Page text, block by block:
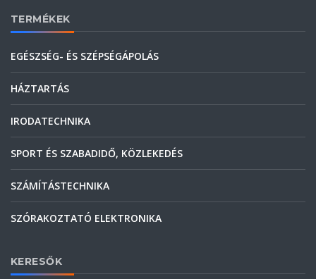
TERMÉKEK
EGÉSZSÉG- ÉS SZÉPSÉGÁPOLÁS
HÁZTARTÁS
IRODATECHNIKA
SPORT ÉS SZABADIDŐ, KÖZLEKEDÉS
SZÁMÍTÁSTECHNIKA
SZÓRAKOZTATÓ ELEKTRONIKA
KERESŐK